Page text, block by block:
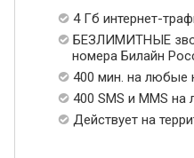
4 Гб интернет-
БЕЗЛИМИТНЫЕ
номера Билайн
400 мин. на любые
400 SMS и MMS
Действует на